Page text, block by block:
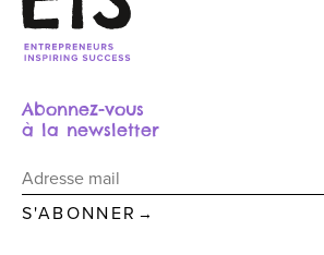
Abonnez-vous
à la newsletter
→